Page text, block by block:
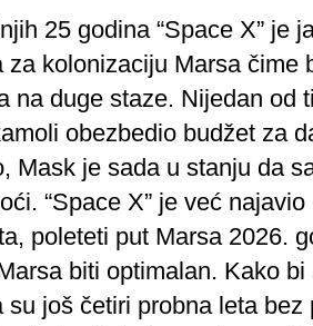
25 godina “Space X” je
za kolonizaciju Marsa čime
na duge staze. Nijedan od
obezbedio budžet za
Mask je sada u stanju da
“Space X” je već
poleteti put Marsa 2026.
biti optimalan. Kako
su još četiri probna leta